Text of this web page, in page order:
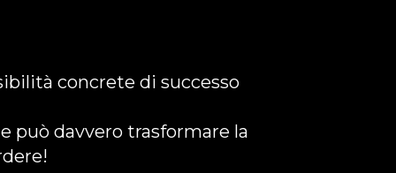
concrete di successo
può davvero trasformare la